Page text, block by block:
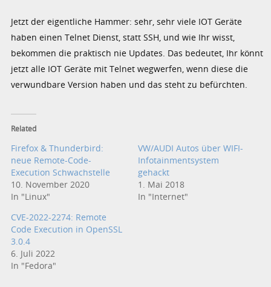
Jetzt der eigentliche Hammer: sehr, sehr viele IOT Geräte
haben einen Telnet Dienst, statt SSH, und wie Ihr wisst,
bekommen die praktisch nie Updates. Das bedeutet, Ihr könnt
jetzt alle IOT Geräte mit Telnet wegwerfen, wenn diese die
verwundbare Version haben und das steht zu befürchten.
Related
Firefox & Thunderbird:
neue Remote-Code-
Execution Schwachstelle
10. November 2020
In "Linux"
VW/AUDI Autos über WIFI-
Infotainmentsystem
gehackt
1. Mai 2018
In "Internet"
CVE-2022-2274: Remote
Code Execution in OpenSSL
3.0.4
6. Juli 2022
In "Fedora"